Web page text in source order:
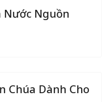
Nước Nguồn
Chúa Dành Cho